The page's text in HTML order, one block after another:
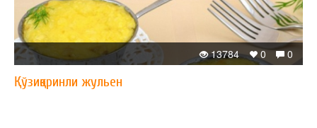
0
0
13784
Қўзиқоринли жульен